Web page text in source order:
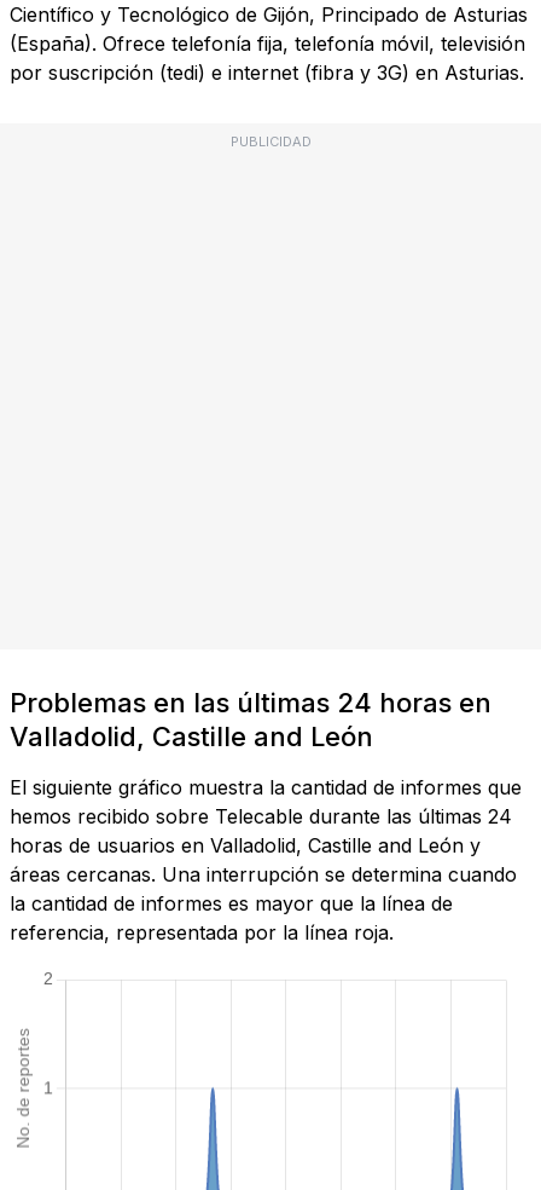
Científico y Tecnológico de Gijón, Principado de Asturias
(España). Ofrece telefonía fija, telefonía móvil, televisión
por suscripción (tedi) e internet (fibra y 3G) en Asturias.
PUBLICIDAD
Problemas en las últimas 24 horas en
Valladolid, Castille and León
El siguiente gráfico muestra la cantidad de informes que
hemos recibido sobre Telecable durante las últimas 24
horas de usuarios en Valladolid, Castille and León y
áreas cercanas. Una interrupción se determina cuando
la cantidad de informes es mayor que la línea de
referencia, representada por la línea roja.